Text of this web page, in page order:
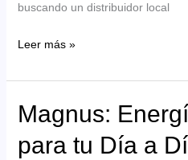
buscando un distribuidor local
¿Dónde
cómo
comprar
productos
Omnilife
Leer más »
Magnus:
para tu Día a